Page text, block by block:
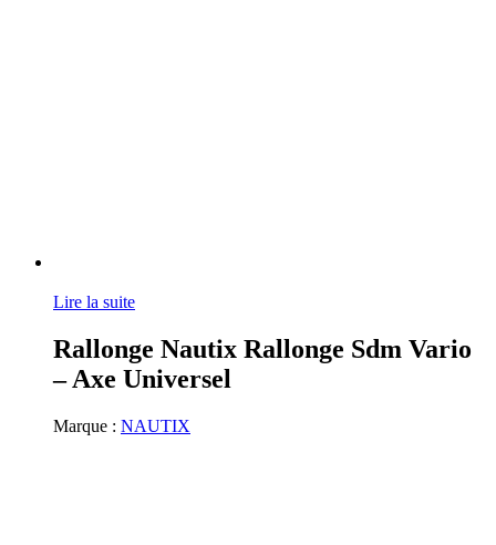
Lire la suite
Rallonge Nautix Rallonge Sdm Vario
– Axe Universel
Marque : NAUTIX